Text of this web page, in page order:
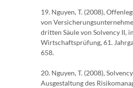
19. Nguyen, T. (2008),
von
dritten Säule von Solvency II,
Wirtschaftsprüfung, 61.
658.
20. Nguyen, T. (2008),
Ausgestaltung des